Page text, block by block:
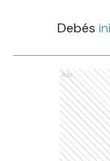
Debés
Ads